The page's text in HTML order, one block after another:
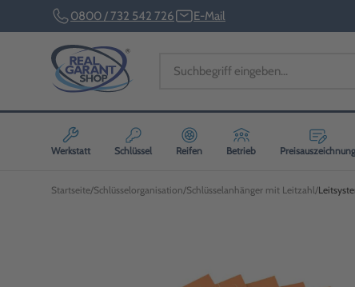
0800 / 732 542 726 E-Mail
Werkstatt Schlüssel Reifen Betrieb Preisauszeichnung
Startseite Schlüsselorganisation Schlüsselanhänger mit Leitzahl